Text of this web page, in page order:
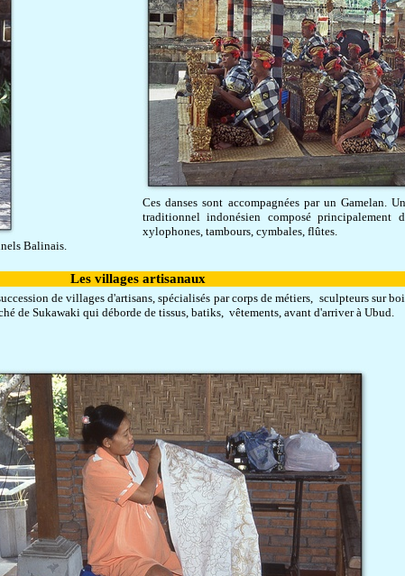
Balinais.
Ces danses sont accompagnées par un Gamelan.
traditionnel indonésien composé principalement
xylophones, tambours, cymbales, flûtes.
Les villages artisanaux
de villages d'artisans, spécialisés par corps de métiers, sculpteurs sur
de Sukawaki qui déborde de tissus, batiks, vêtements, avant d'arriver à Ubud.